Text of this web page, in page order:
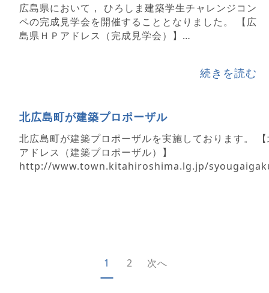
広島県において， ひろしま建築学生チャレンジコン
ペの完成見学会を開催することとなりました。 【広
島県ＨＰアドレス（完成見学会）】
続きを読む
北広島町が建築プロポーザル
北広島町が建築プロポーザルを実施しております。
アドレス（建築プロポーザル）】
http://www.town.kitahiroshima.lg.jp/
1 2 次へ